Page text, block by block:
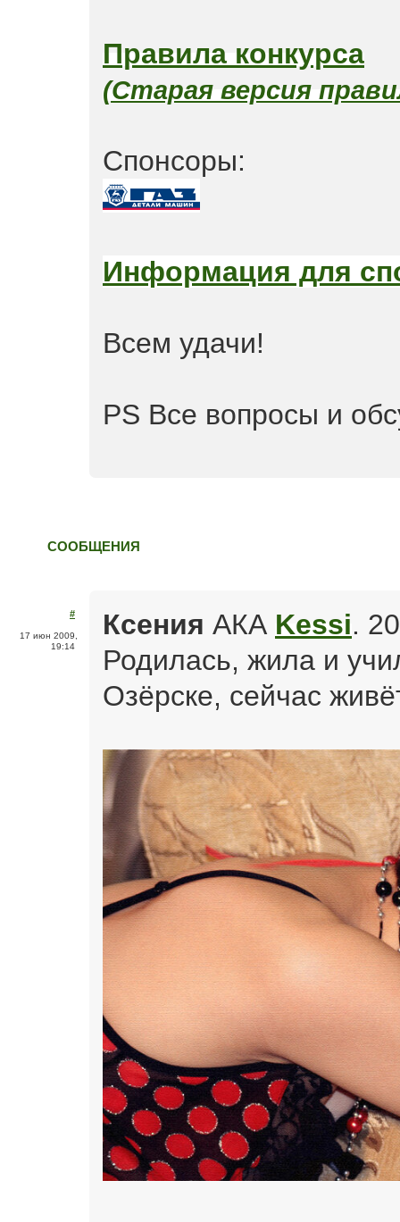
Правила конкурса
(Старая версия
Спонсоры:
Информация для
Всем удачи!
PS Все вопросы и
СООБЩЕНИЯ
#
17 июн 2009,
19:14
Ксения АКА Kessi.
Родилась, жила и
Озёрске, сейчас